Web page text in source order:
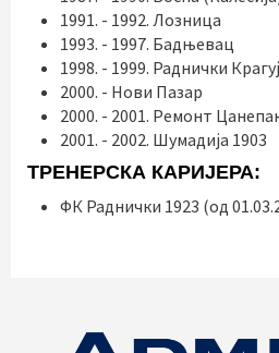
1991. - 1992. Лозница
1993. - 1997. Бадњевац
1998. - 1999. Раднички
2000. - Нови Пазар
2000. - 2001. Ремонт
2001. - 2002. Шумадија 1903
ТРЕНЕРСКА КАРИЈЕРА:
ФК Раднички 1923 (од